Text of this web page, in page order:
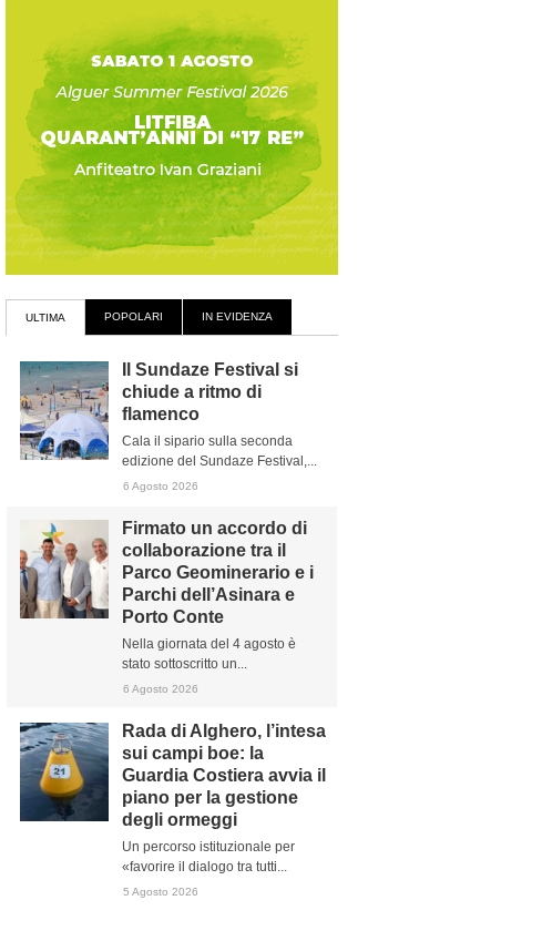
ULTIMA POPOLARI IN EVIDENZA
Il Sundaze Festival si
chiude a ritmo di
flamenco
Cala il sipario sulla seconda
edizione del Sundaze Festival,...
6 Agosto 2026
Firmato un accordo di
collaborazione tra il
Parco Geominerario e i
Parchi dell’Asinara e
Porto Conte
Nella giornata del 4 agosto è
stato sottoscritto un...
6 Agosto 2026
Rada di Alghero, l’intesa
sui campi boe: la
Guardia Costiera avvia il
piano per la gestione
degli ormeggi
Un percorso istituzionale per
«favorire il dialogo tra tutti...
5 Agosto 2026